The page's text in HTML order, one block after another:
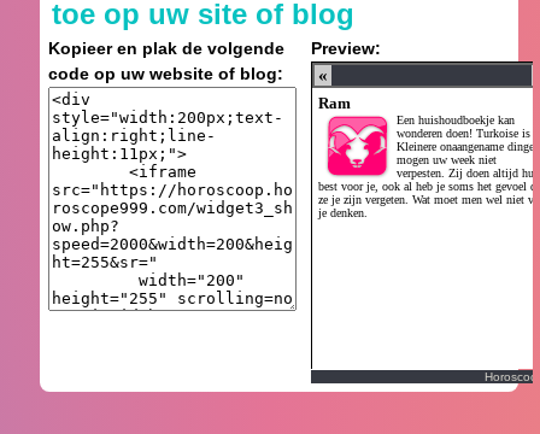
toe op uw site of blog
Kopieer en plak de volgende
code op uw website of blog:
Preview: